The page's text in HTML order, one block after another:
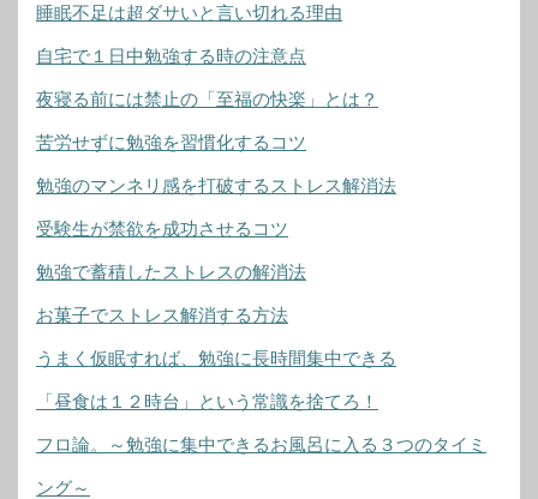
睡眠不足は超ダサいと言い切れる理由
自宅で１日中勉強する時の注意点
夜寝る前には禁止の「至福の快楽」とは？
苦労せずに勉強を習慣化するコツ
勉強のマンネリ感を打破するストレス解消法
受験生が禁欲を成功させるコツ
勉強で蓄積したストレスの解消法
お菓子でストレス解消する方法
うまく仮眠すれば、勉強に長時間集中できる
「昼食は１２時台」という常識を捨てろ！
フロ論。～勉強に集中できるお風呂に入る３つのタイミ
ング～